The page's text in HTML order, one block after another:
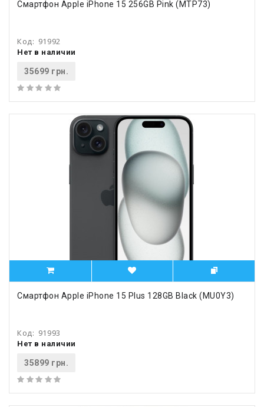
Смартфон Apple iPhone 15 256GB Pink (MTP73)
Код: 91992
Нет в наличии
35699 грн.
Смартфон Apple iPhone 15 Plus 128GB Black (MU0Y3)
Код: 91993
Нет в наличии
35899 грн.